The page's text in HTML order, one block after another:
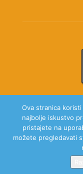
© 2020
Ova stranica
najbolje iskustvo
pristajete na
možete pregledavati